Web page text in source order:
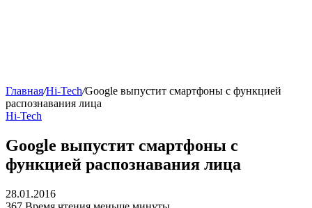
Главная/Hi-Tech/Google выпустит смартфоны с функцией
распознавания лица
Hi-Tech
Google выпустит смартфоны с
функцией распознавания лица
28.01.2016